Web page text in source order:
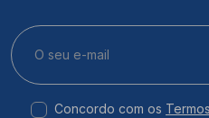
Concordo com os